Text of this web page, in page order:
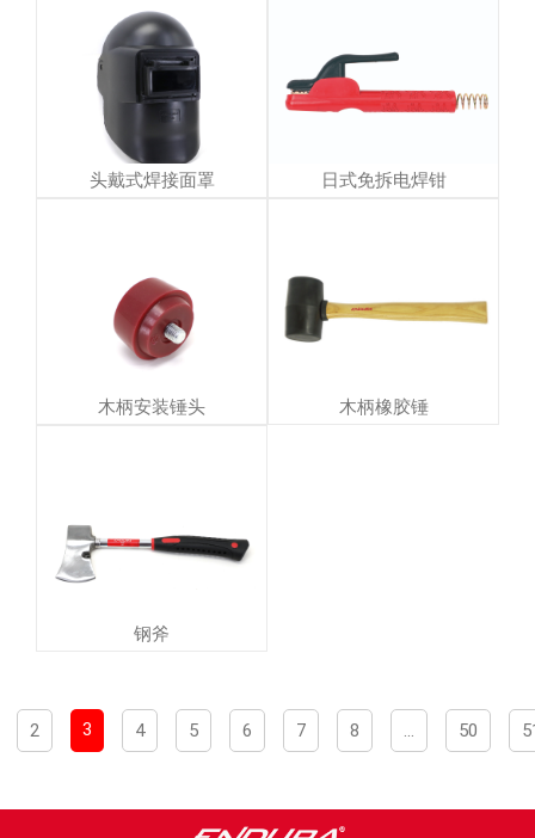
头戴式焊接面罩 日式免拆电焊钳
木柄安装锤头 木柄橡胶锤
钢斧
2 3 4 5 6 7 8 ... 50